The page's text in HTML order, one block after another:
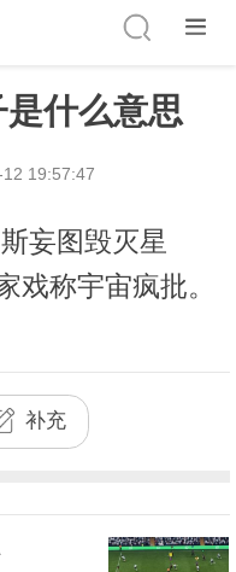
什么意思
19:57:47
妄图毁灭星
戏称宇宙疯批。
补充